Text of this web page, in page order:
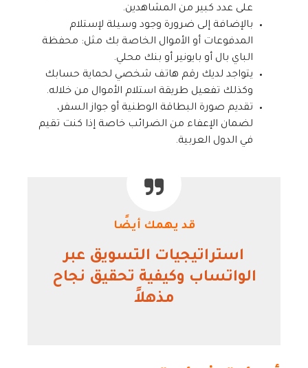
على عدد كبير من المشاهدين.
بالإضافة إلى ضرورة وجود وسيلة لإستلام
المدفوعات أو الأموال الخاصة بك مثل: محفظة
الباي بال أو بايونير أو بنك محلي.
يتواجد لديك رقم هاتف شخصي لحماية حسابك
وكذلك تفعيل طريقة استلام الأموال من خلاله.
تقديم صورة البطاقة الوطنية أو جواز السفر،
لضمان الإعفاء من الضرائب خاصة إذا كنت تقيم
في الدول العربية.
قد يهمك أيضًا
استراتيجيات التسويق عبر
الواتساب وكيفية تحقيق نجاح
مذهلاً